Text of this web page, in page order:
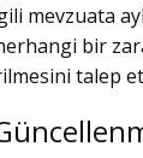
mevzuata
bir
talep